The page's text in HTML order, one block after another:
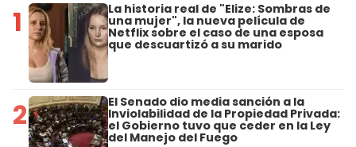
1 La historia real de "Elize: Sombras de
una mujer", la nueva película de
Netflix sobre el caso de una esposa
que descuartizó a su marido
2 El Senado dio media sanción a la
Inviolabilidad de la Propiedad Privada:
el Gobierno tuvo que ceder en la Ley
del Manejo del Fuego